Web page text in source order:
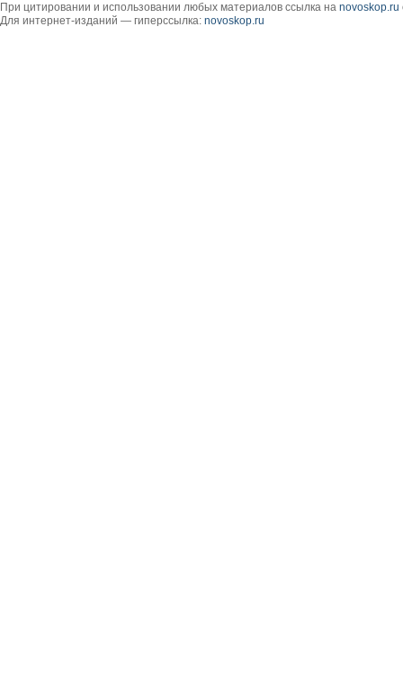
При цитировании и использовании любых материалов ссылка на novoskop.ru
Для интернет-изданий — гиперссылка: novoskop.ru